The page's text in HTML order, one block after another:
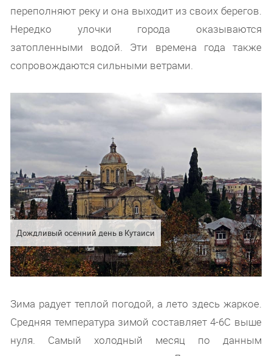
переполняют реку и она выходит из своих берегов.
Нередко улочки города оказываются
затопленными водой. Эти времена года также
сопровождаются сильными ветрами.
Дождливый осенний день в Кутаиси
Зима радует теплой погодой, а лето здесь жаркое.
Средняя температура зимой составляет 4-6С выше
нуля. Самый холодный месяц по данным